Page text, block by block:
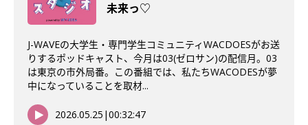
未来っ♡
J-WAVEの大学生・専門学生コミュニティWACDOESがお送
りするポッドキャスト、今月は03(ゼロサン)の配信月。03
は東京の市外局番。この番組では、私たちWACODESが夢
中になっていることを取材...
2026.05.25 |00:32:47